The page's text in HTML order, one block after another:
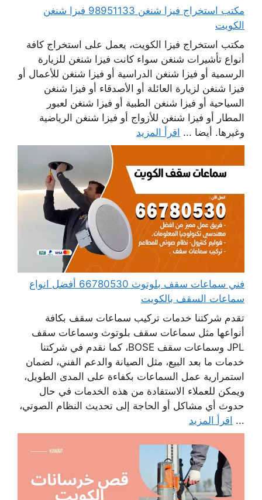
مكتب استخراج فيزا شنغن 98951133 فيزا شنغن
الكويت
مكتب استخراج فيزا الكويت، يعمل على استخراج كافة
أنواع تأشيرات شنغن سواء كانت فيزا شنغن للزيارة
الرسمية أو فيزا شنغن الدراسية أو فيزا شنغن للأعمال أو
فيزا شنغن لزيارة العائلة أو الأصدقاء أو فيزا شنغن
السياحية أو فيزا شنغن الطبية أو فيزا شنغن لعبور
المطار أو فيزا شنغن للأزواج أو فيزا شنغن الرياضية
وغيرها. أيضا ... اقرأ المزيد
فني سماعات سقف بلوتوث 66780530 أفضل انواع
سماعات السقف بالكويت
تقدم شركتنا خدمات تركيب سماعات سقف بكافة
أنواعها مثل سماعات سقف بلوتوث وسماعات سقف
JPL وسماعات سقف BOSE، كما نقدم في شركتنا
خدمات ما بعد البيع، مثل الصيانة والدعم الفني، لضمان
استمرارية عمل السماعات بكفاءة على المدى الطويل،
ويمكن للعملاء الاستفادة من هذه الخدمات في حال
حدوث أي مشاكل أو الحاجة إلى تحديث النظام الصوتي،
... اقرأ المزيد